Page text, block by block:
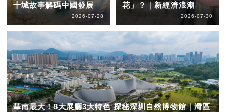
十城故事解碼中國發展
2026-07-28
花」？｜新經濟浪潮
2026-07-30
華南最大！8大展廳3大特色 探秘深圳自然博物館｜灣區